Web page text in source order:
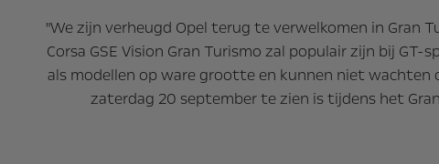
"We zijn verheugd Opel terug te verwelkomen in Gran
Corsa GSE Vision Gran Turismo zal populair zijn bij
als modellen op ware grootte en kunnen niet
zaterdag 20 september te zien is tijdens het